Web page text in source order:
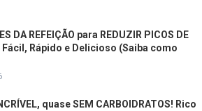
DA REFEIÇÃO para REDUZIR PICOS DE
Fácil, Rápido e Delicioso (Saiba como
quase SEM CARBOIDRATOS! Rico